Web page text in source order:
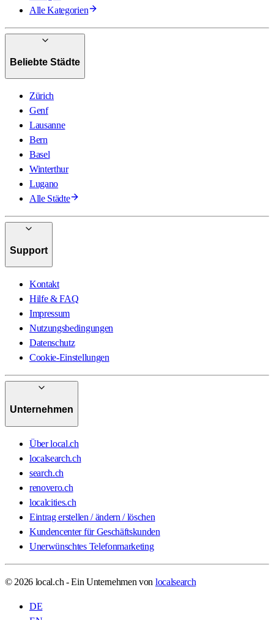
Alle Kategorien
Beliebte Städte
Zürich
Genf
Lausanne
Bern
Basel
Winterthur
Lugano
Alle Städte
Support
Kontakt
Hilfe & FAQ
Impressum
Nutzungsbedingungen
Datenschutz
Cookie-Einstellungen
Unternehmen
Über local.ch
localsearch.ch
search.ch
renovero.ch
localcities.ch
Eintrag erstellen / ändern / löschen
Kundencenter für Geschäftskunden
Unerwünschtes Telefonmarketing
© 2026 local.ch - Ein Unternehmen von localsearch
DE